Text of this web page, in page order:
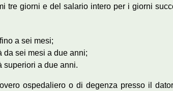
tre giorni e del salario intero per i giorni
a sei mesi;
da sei mesi a due anni;
superiori a due anni.
ospedaliero o di degenza presso il